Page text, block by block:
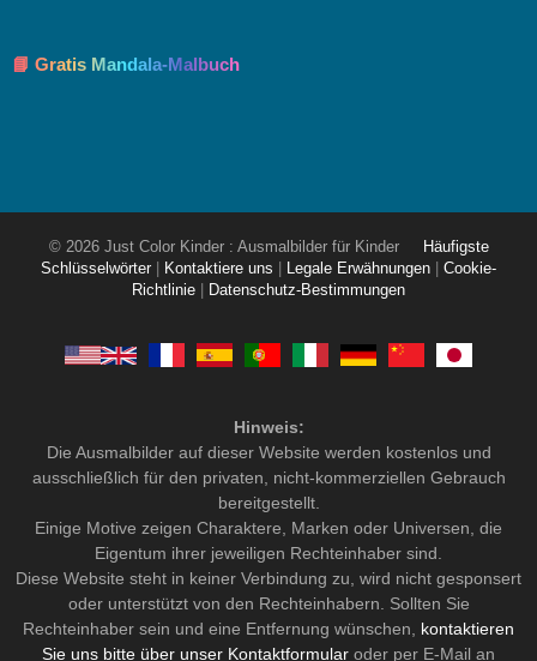
📘 Gratis Mandala-Malbuch
© 2026 Just Color Kinder : Ausmalbilder für Kinder
Häufigste
Schlüsselwörter
Kontaktiere uns Legale Erwähnungen
Cookie-
Richtlinie
Datenschutz-Bestimmungen
Hinweis:
Die Ausmalbilder auf dieser Website werden kostenlos und
ausschließlich für den privaten, nicht-kommerziellen Gebrauch
bereitgestellt.
Einige Motive zeigen Charaktere, Marken oder Universen, die
Eigentum ihrer jeweiligen Rechteinhaber sind.
Diese Website steht in keiner Verbindung zu, wird nicht gesponsert
oder unterstützt von den Rechteinhabern. Sollten Sie
Rechteinhaber sein und eine Entfernung wünschen, kontaktieren
Sie uns bitte über unser Kontaktformular oder per E-Mail an